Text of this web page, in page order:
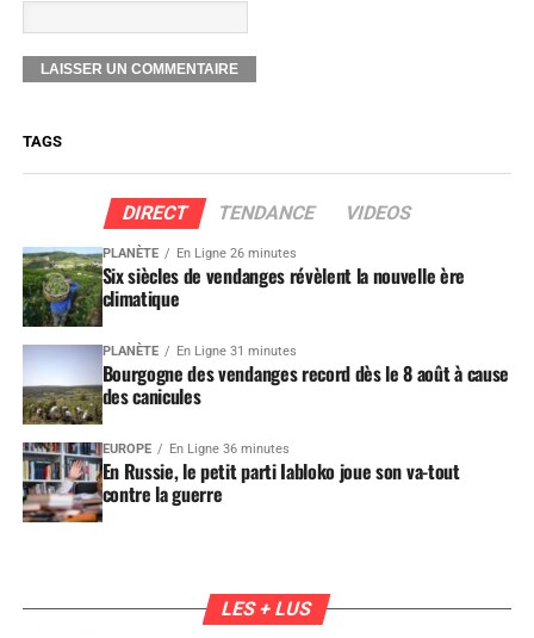
TAGS
DIRECT TENDANCE VIDEOS
PLANÈTE En Ligne 26 minutes
Six siècles de vendanges révèlent la nouvelle ère
climatique
PLANÈTE En Ligne 31 minutes
Bourgogne des vendanges record dès le 8 août à cause
des canicules
EUROPE En Ligne 36 minutes
En Russie, le petit parti Iabloko joue son va-tout
contre la guerre
LES + LUS